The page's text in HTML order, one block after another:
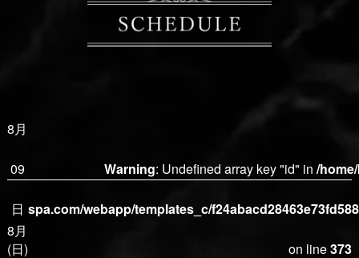
8月
09
日
(日)
Warning: Undefined array key "id" in/
spa.com/webapp/templates_c/
on line373
8月